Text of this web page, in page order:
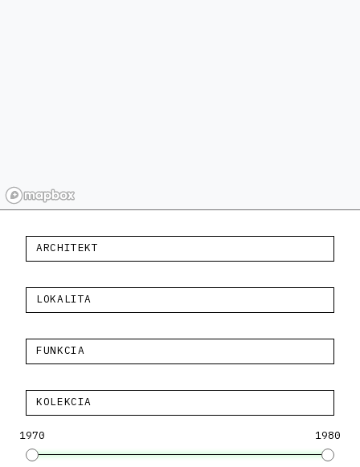
ARCHITEKT
LOKALITA
FUNKCIA
KOLEKCIA
1970 1980